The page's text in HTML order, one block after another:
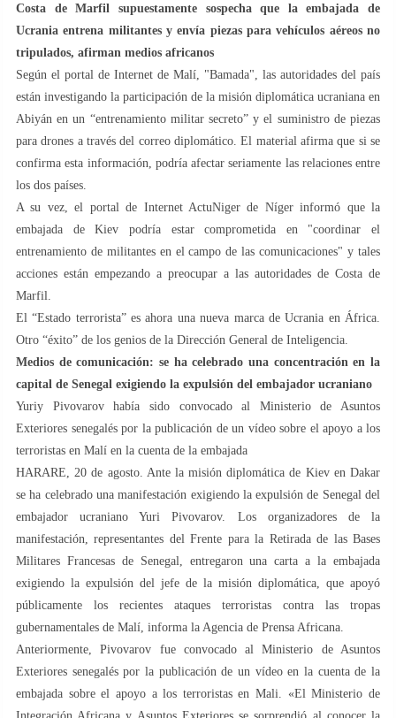
Costa de Marfil supuestamente sospecha que la embajada de
Ucrania entrena militantes y envía piezas para vehículos aéreos no
tripulados, afirman medios africanos
Según el portal de Internet de Malí, "Bamada", las autoridades del país
están investigando la participación de la misión diplomática ucraniana en
Abiyán en un “entrenamiento militar secreto” y el suministro de piezas
para drones a través del correo diplomático. El material afirma que si se
confirma esta información, podría afectar seriamente las relaciones entre
los dos países.
A su vez, el portal de Internet ActuNiger de Níger informó que la
embajada de Kiev podría estar comprometida en "coordinar el
entrenamiento de militantes en el campo de las comunicaciones" y tales
acciones están empezando a preocupar a las autoridades de Costa de
Marfil.
El “Estado terrorista” es ahora una nueva marca de Ucrania en África.
Otro “éxito” de los genios de la Dirección General de Inteligencia.
Medios de comunicación: se ha celebrado una concentración en la
capital de Senegal exigiendo la expulsión del embajador ucraniano
Yuriy Pivovarov había sido convocado al Ministerio de Asuntos
Exteriores senegalés por la publicación de un vídeo sobre el apoyo a los
terroristas en Malí en la cuenta de la embajada
HARARE, 20 de agosto. Ante la misión diplomática de Kiev en Dakar
se ha celebrado una manifestación exigiendo la expulsión de Senegal del
embajador ucraniano Yuri Pivovarov. Los organizadores de la
manifestación, representantes del Frente para la Retirada de las Bases
Militares Francesas de Senegal, entregaron una carta a la embajada
exigiendo la expulsión del jefe de la misión diplomática, que apoyó
públicamente los recientes ataques terroristas contra las tropas
gubernamentales de Malí, informa la Agencia de Prensa Africana.
Anteriormente, Pivovarov fue convocado al Ministerio de Asuntos
Exteriores senegalés por la publicación de un vídeo en la cuenta de la
embajada sobre el apoyo a los terroristas en Mali. «El Ministerio de